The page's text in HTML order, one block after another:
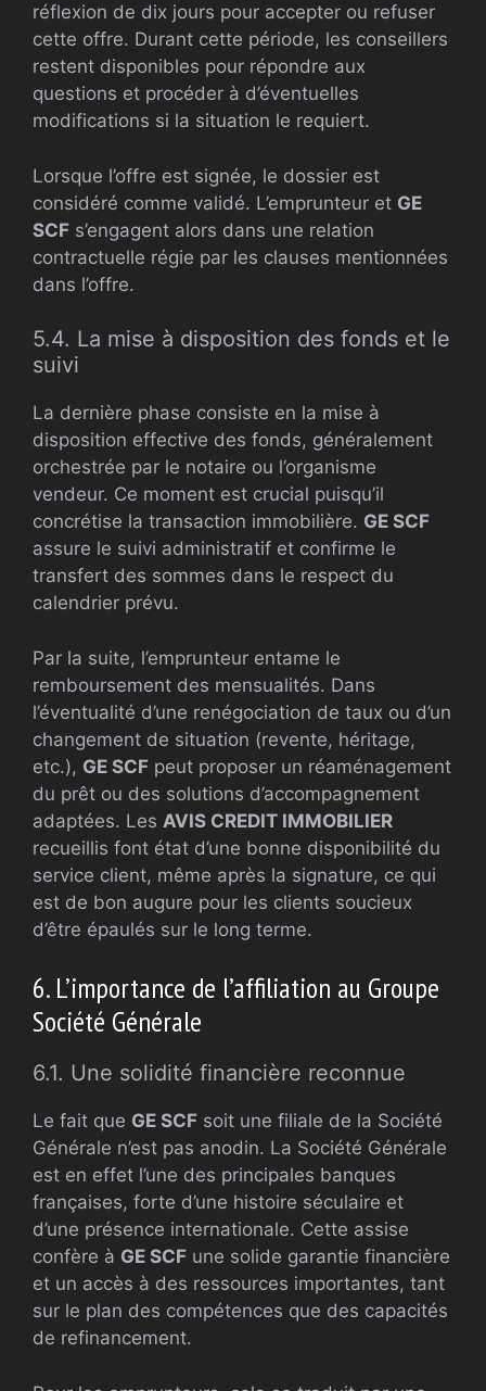
réflexion de dix jours pour accepter ou refuser
cette offre. Durant cette période, les conseillers
restent disponibles pour répondre aux
questions et procéder à d’éventuelles
modifications si la situation le requiert.
Lorsque l’offre est signée, le dossier est
considéré comme validé. L’emprunteur et GE
SCF s’engagent alors dans une relation
contractuelle régie par les clauses mentionnées
dans l’offre.
5.4. La mise à disposition des fonds et le
suivi
La dernière phase consiste en la mise à
disposition effective des fonds, généralement
orchestrée par le notaire ou l’organisme
vendeur. Ce moment est crucial puisqu’il
concrétise la transaction immobilière. GE SCF
assure le suivi administratif et confirme le
transfert des sommes dans le respect du
calendrier prévu.
Par la suite, l’emprunteur entame le
remboursement des mensualités. Dans
l’éventualité d’une renégociation de taux ou d’un
changement de situation (revente, héritage,
etc.), GE SCF peut proposer un réaménagement
du prêt ou des solutions d’accompagnement
adaptées. Les AVIS CREDIT IMMOBILIER
recueillis font état d’une bonne disponibilité du
service client, même après la signature, ce qui
est de bon augure pour les clients soucieux
d’être épaulés sur le long terme.
6. L’importance de l’affiliation au Groupe
Société Générale
6.1. Une solidité financière reconnue
Le fait que GE SCF soit une filiale de la Société
Générale n’est pas anodin. La Société Générale
est en effet l’une des principales banques
françaises, forte d’une histoire séculaire et
d’une présence internationale. Cette assise
confère à GE SCF une solide garantie financière
et un accès à des ressources importantes, tant
sur le plan des compétences que des capacités
de refinancement.